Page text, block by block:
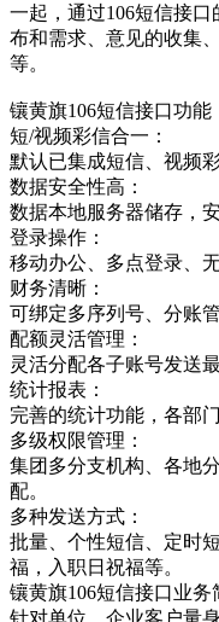
一起，通过106短信接
布和需求、意见的收集
等。
镶黄旗106短信接口功能
短/视频彩信合一：
默认已集成短信、视频
数据安全性高：
数据本地服务器储存，
登录操作：
移动办公、多点登录、
财务清晰：
可绑定多序列号、分账
配额灵活管理：
灵活分配各子账号发送
统计报表：
完善的统计功能，各部
多级权限管理：
集团多分支机构、各地
配。
多种发送方式：
批量、个性短信、定时
福，入职日祝福等。
镶黄旗106短信接口业
针对单位，企业客户量